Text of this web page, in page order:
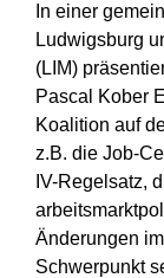
In einer
Ludwigsburg
(LIM)
Pascal Kober
Koalition auf
z.B. die Job-
IV-Regelsatz,
Änderungen
Schwerpunkt